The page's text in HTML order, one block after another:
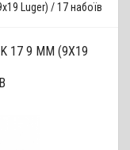
Luger) / 17 набоїв
17 9 ММ (9Х19